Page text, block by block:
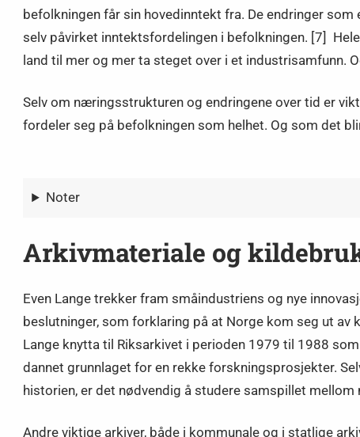
befolkningen får sin hovedinntekt fra. De endringer
selv påvirket inntektsfordelingen i befolkningen. [7]
land til mer og mer ta steget over i et industrisamfunn.
Selv om næringsstrukturen og endringene over tid er
fordeler seg på befolkningen som helhet. Og som det
Noter
Arkivmateriale og
Even Lange trekker fram småindustriens og nye
beslutninger, som forklaring på at Norge kom seg ut
Lange knytta til Riksarkivet i perioden 1979 til 1988
dannet grunnlaget for en rekke forskningsprosjekter.
historien, er det nødvendig å studere samspillet
Andre viktige arkiver, både i kommunale og i statlige